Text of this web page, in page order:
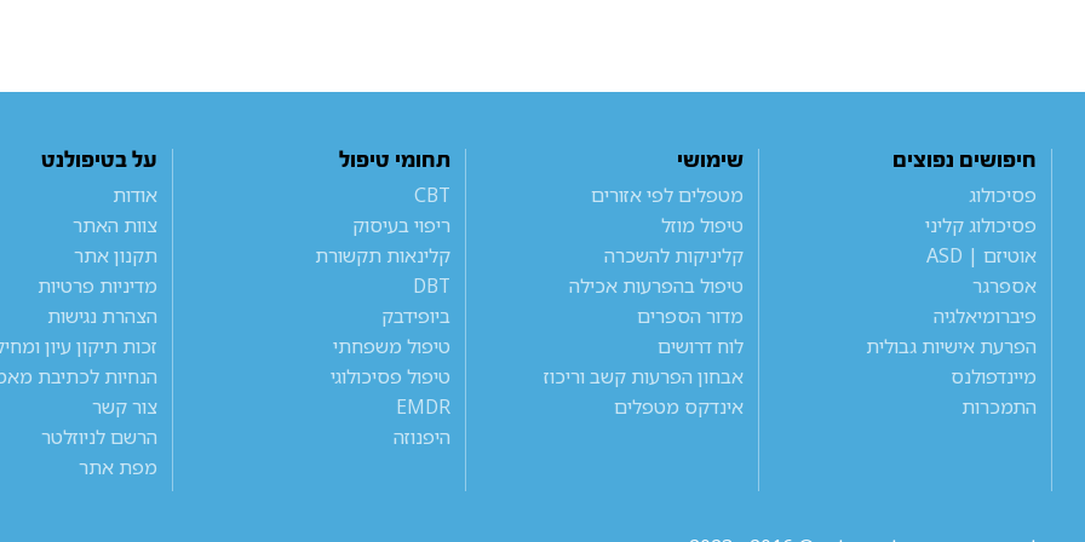
חיפושים נפוצים
פסיכולוג
פסיכולוג קליני
אוטיזם | ASD
אספרגר
פיברומיאלגיה
הפרעת אישיות גבולית
מיינדפולנס
התמכרות
שימושי
מטפלים לפי אזורים
טיפול מוזל
קליניקות להשכרה
טיפול בהפרעות אכילה
מדור הספרים
לוח דרושים
אבחון הפרעות קשב וריכוז
אינדקס מטפלים
תחומי טיפול
CBT
ריפוי בעיסוק
קלינאות תקשורת
DBT
ביופידבק
טיפול משפחתי
טיפול פסיכולוגי
EMDR
היפנוזה
על בטיפולנט
אודות
צוות האתר
תקנון אתר
מדיניות פרטיות
הצהרת נגישות
זכות תיקון עיון
הנחיות לכתיבת
צור קשר
הרשם לניוזלטר
מפת אתר